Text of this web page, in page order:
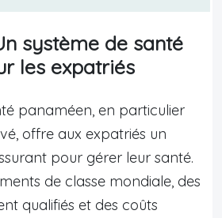
système de santé
les expatriés
panaméen, en particulier
offre aux expatriés un
pour gérer leur santé.
de classe mondiale, des
qualifiés et des coûts